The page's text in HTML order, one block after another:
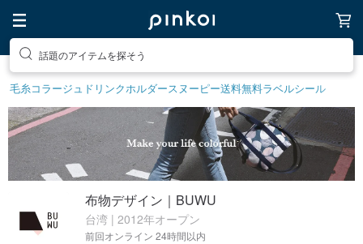
話題のアイテムを探そう
毛糸コラージュ ドリンクホルダースヌーピー送料無料ラベルシール
布物デザイン｜BUWU
台湾 | 2012年オープン
前回オンライン 24時間以内